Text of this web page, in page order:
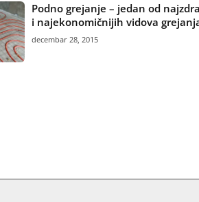
Podno grejanje – jedan od
i najekonomičnijih vidova
decembar 28, 2015